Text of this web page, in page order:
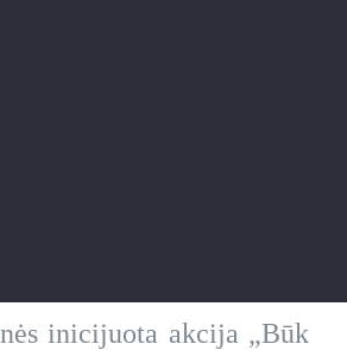
inicijuota akcija „Būk